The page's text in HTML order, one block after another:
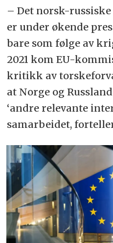
– Det norsk-
er under økende
bare som følge av
2021 kom EU-
kritikk av
at Norge og
‘andre relevante
samarbeidet,